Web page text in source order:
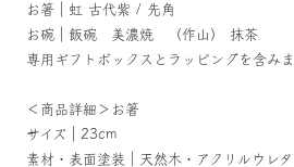
お箸｜虹 古代紫 / 先角
お碗｜飯碗 美濃焼 （作山） 抹茶
専用ギフトボックスとラッピングを含みま
＜商品詳細＞お箸
サイズ｜23cm
素材・表面塗装｜天然木・アクリルウレ